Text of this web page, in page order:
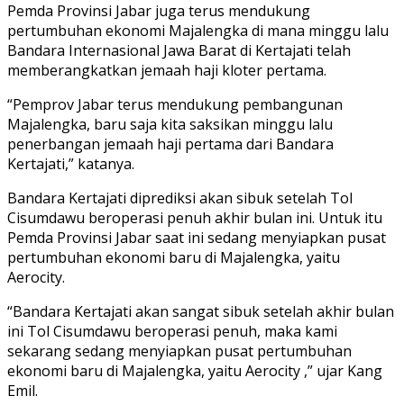
Pemda Provinsi Jabar juga terus mendukung
pertumbuhan ekonomi Majalengka di mana minggu lalu
Bandara Internasional Jawa Barat di Kertajati telah
memberangkatkan jemaah haji kloter pertama.
“Pemprov Jabar terus mendukung pembangunan
Majalengka, baru saja kita saksikan minggu lalu
penerbangan jemaah haji pertama dari Bandara
Kertajati,” katanya.
Bandara Kertajati diprediksi akan sibuk setelah Tol
Cisumdawu beroperasi penuh akhir bulan ini. Untuk itu
Pemda Provinsi Jabar saat ini sedang menyiapkan pusat
pertumbuhan ekonomi baru di Majalengka, yaitu
Aerocity.
“Bandara Kertajati akan sangat sibuk setelah akhir bulan
ini Tol Cisumdawu beroperasi penuh, maka kami
sekarang sedang menyiapkan pusat pertumbuhan
ekonomi baru di Majalengka, yaitu Aerocity ,” ujar Kang
Emil.